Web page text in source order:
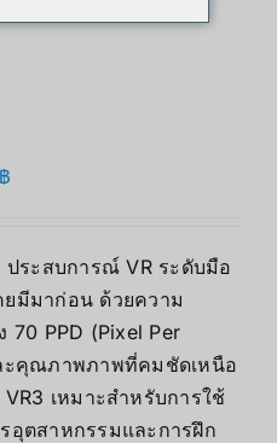
฿
ประสบการณ์ VR ระดับมือ
ยมีมาก่อน ด้วยความ
70 PPD (Pixel Per
ะคุณภาพภาพที่คมชัดเหนือ
เหมาะสำหรับการใช้
อุตสาหกรรมและการฝึก